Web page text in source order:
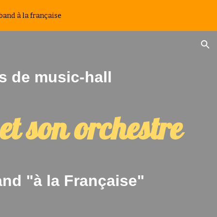
à la française
hall
son orchestre
"à la Française"